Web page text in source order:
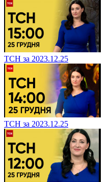
ТСН за 2023.12.25
ТСН за 2023.12.25